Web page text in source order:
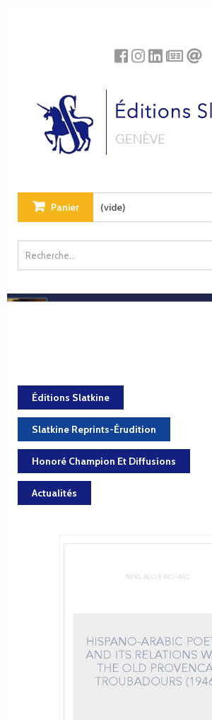
Panier (vide)
Éditions Slatkine
Slatkine Reprints-Érudition
Honoré Champion Et Diffusions
Actualités